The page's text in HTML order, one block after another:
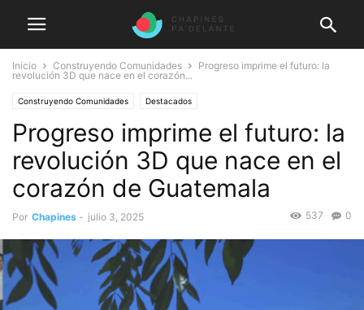
Inicio Construyendo Comunidades
Progreso imprime el futuro: la
revolución 3D que nace en el corazón...
Construyendo Comunidades Destacados
Progreso imprime el futuro: la
revolución 3D que nace en el
corazón de Guatemala
Por Chapines - julio 3, 2025 0
537